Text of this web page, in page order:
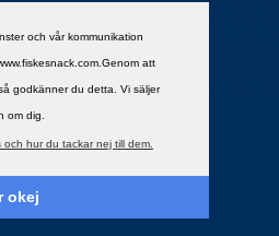
och vår kommunikation
att
godkänner du detta. Vi säljer
om dig.
hur du tackar nej till dem.
okej